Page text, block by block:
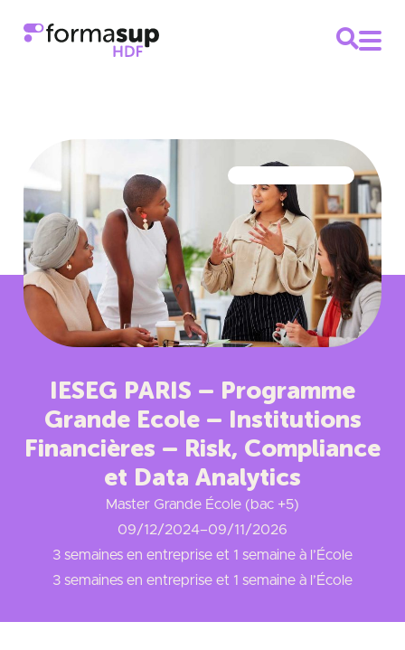
IESEG PARIS – Programme
Grande Ecole – Institutions
Financières – Risk, Compliance
et Data Analytics
Master Grande École (bac +5)
09/12/2024–09/11/2026
3 semaines en entreprise et 1 semaine à l’École
3 semaines en entreprise et 1 semaine à l’École